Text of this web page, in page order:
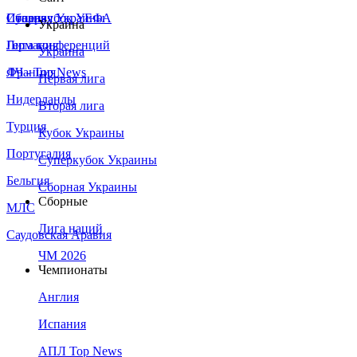
Сборная Украины
Италия
Германия
Франция
Нидерланды
Турция
Португалия
Бельгия
МЛС
Саудовская Аравия
Суперкубок УЕФА
Лига конференций
ЛЧ - Top News
Украина
Украина
Первая лига
Вторая лига
Кубок Украины
Суперкубок Украины
Сборная Украины
Сборные
Лига наций
ЧМ 2026
Чемпионаты
Англия
Испания
АПЛ Top News